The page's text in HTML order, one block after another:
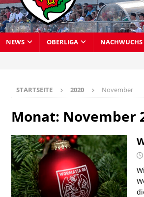
NEWS OBERLIGA NACHWUCHS
STARTSEITE 2020 November
Monat: November